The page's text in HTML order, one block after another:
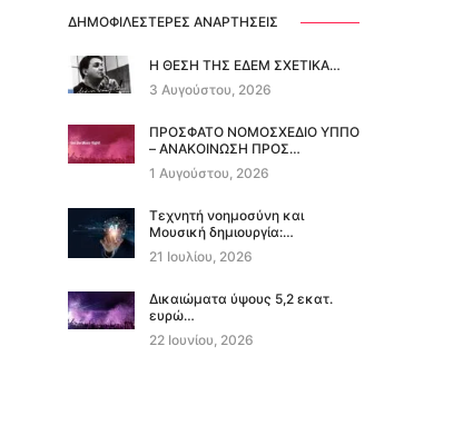
ΔΗΜΟΦΙΛΈΣΤΕΡΕΣ ΑΝΑΡΤΉΣΕΙΣ
Η ΘΕΣΗ ΤΗΣ ΕΔΕΜ ΣΧΕΤΙΚΑ…
3 Αυγούστου, 2026
ΠΡΟΣΦΑΤΟ ΝΟΜΟΣΧΕΔΙΟ ΥΠΠΟ
– ΑΝΑΚΟΙΝΩΣΗ ΠΡΟΣ…
1 Αυγούστου, 2026
Τεχνητή νοημοσύνη και
Μουσική δημιουργία:…
21 Ιουλίου, 2026
Δικαιώματα ύψους 5,2 εκατ.
ευρώ…
22 Ιουνίου, 2026